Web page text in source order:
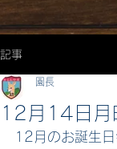
記事
12月14日
園長
12月のお誕生日